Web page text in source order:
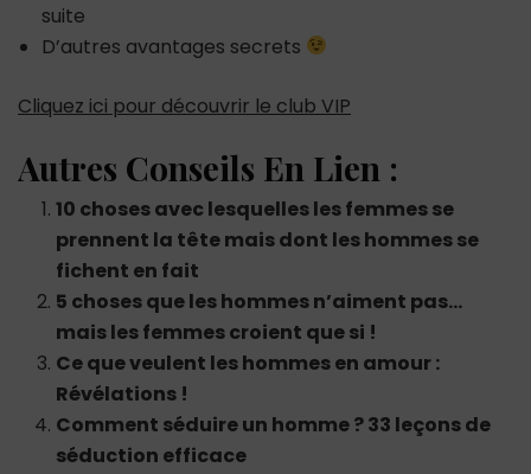
suite
D’autres avantages secrets
Cliquez ici pour découvrir le club VIP
Autres Conseils En Lien :
10 choses avec lesquelles les femmes se
prennent la tête mais dont les hommes se
fichent en fait
5 choses que les hommes n’aiment pas…
mais les femmes croient que si !
Ce que veulent les hommes en amour :
Révélations !
Comment séduire un homme ? 33 leçons de
séduction efficace